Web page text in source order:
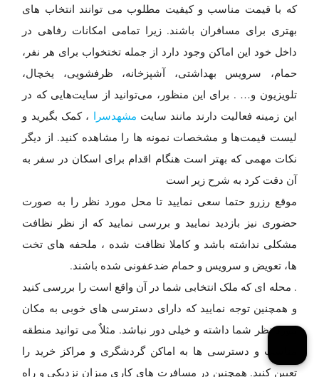
که با قیمت مناسب و کیفیت مطلوب می توانند انتخاب های
بهتری برای مسافران باشند. زیرا تمامی امکانات رفاهی در
داخل خود این اماکن وجود دارد از جمله تختخواب برای هر نفر،
حمام، سرویس بهداشتی، آشپزخانه، ظرفشویی، یخچال،
تلویزیون و… . برای این منظور، می‌توانید از سایت‌هایی که در
این زمینه فعالیت دارند مانند سایت مشهدسرا ، کمک بگیرید و
لیست قیمت‌ها و مشخصات نمونه ها را مشاهده کنید. از دیگر
نکات مهمی که بهتر است هنگام اقدام برای اسکان در سفر به
آن دقت کرد به شرح زیر است
موقع رزرو حتما سعی نمایید تا محل مورد نظر را به صورت
حضوری نیز بازدید نمایید و بررسی نمایید که از نظر نظافت
مشکلی نداشته باشد و کاملا نظافت شده ، ملحفه های تخت
ها، تعویض و سرویس و حمام ضدعفونی شده باشند.
. محله ای که ملک انتخابی شما در آن واقع است را بررسی کنید
و همچنین توجه نمایید که دارای دسترسی های خوبی به مکان
مورد نظر شما داشته و خیلی دور نباشد. مثلاٌ می توانید منطقه
مناسب و دسترسی ها به اماکن گردشگری و مراکز خرید را
تعیین کنید. همچنین در مسافرت های کاری میزان نزدیکی و راه